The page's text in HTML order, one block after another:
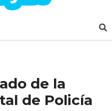
de la
de Policía